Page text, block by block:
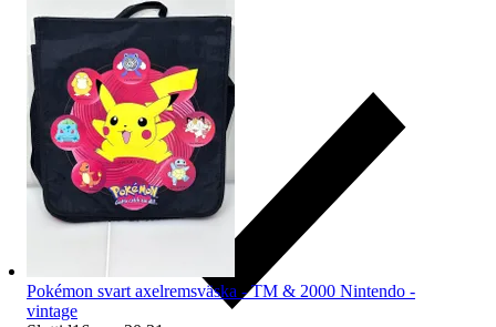
Pokémon svart axelremsväska - TM & 2000 Nintendo -
vintage